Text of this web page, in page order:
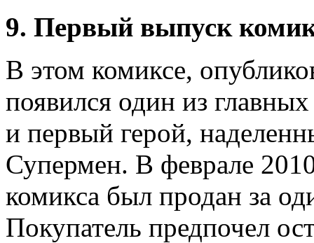
9. Первый выпуск
В этом комиксе,
появился один из
и первый герой,
Супермен. В феврале
комикса был продан за
Покупатель предпочел